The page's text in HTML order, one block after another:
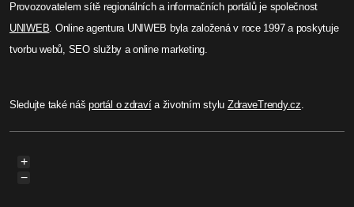
Provozovatelem sítě regionálních a informačních portálů je společnost
UNIWEB. Online agentura UNIWEB byla založená v roce 1997 a poskytuje
tvorbu webů, SEO služby a online marketing.
Sledujte také nášportál o zdravía životním stylu ZdraveTrendy.cz.
+
−